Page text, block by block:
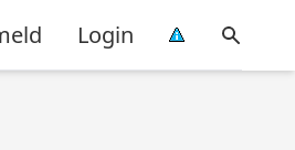
Login